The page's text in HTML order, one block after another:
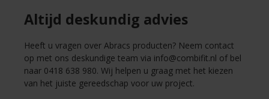
Altijd deskundig advies
Heeft u vragen over Abracs producten? Neem contact
op met ons deskundige team via info@combifit.nl of bel
naar 0418 638 980. Wij helpen u graag met het kiezen
van het juiste gereedschap voor uw project.